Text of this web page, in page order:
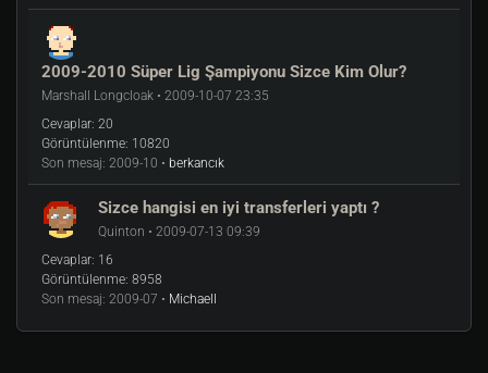
2009-2010 Süper Lig Şampiyonu Sizce Kim Olur?
Marshall Longcloak • 2009-10-07 23:35
Cevaplar: 20
Görüntülenme: 10820
Son mesaj: 2009-10 • berkancık
Sizce hangisi en iyi transferleri yaptı ?
Quinton • 2009-07-13 09:39
Cevaplar: 16
Görüntülenme: 8958
Son mesaj: 2009-07 • Michaell